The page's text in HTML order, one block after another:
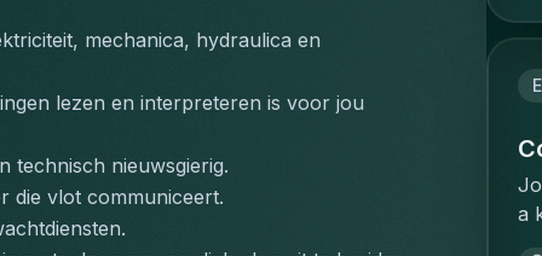
mechanica, hydraulica en
lezen en interpreteren is voor jou
technisch nieuwsgierig.
die vlot communiceert.
a